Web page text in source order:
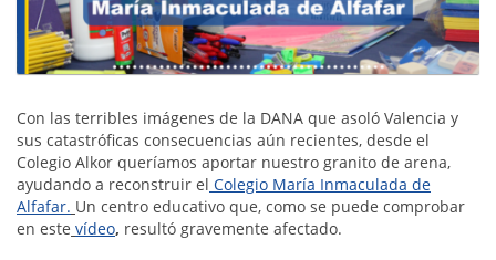
Con las terribles imágenes de la DANA que asoló Valencia y
sus catastróficas consecuencias aún recientes, desde el
Colegio Alkor queríamos aportar nuestro granito de arena,
ayudando a reconstruir el Colegio María Inmaculada de
Alfafar. Un centro educativo que, como se puede comprobar
en este vídeo, resultó gravemente afectado.